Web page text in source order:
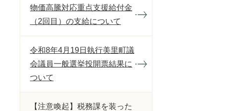
物価高騰対応重点支援給付金
（2回目）の支給について
令和8年4月19日執行美里町議
会議員一般選挙投開票結果に
ついて
【注意喚起】税務課を装った